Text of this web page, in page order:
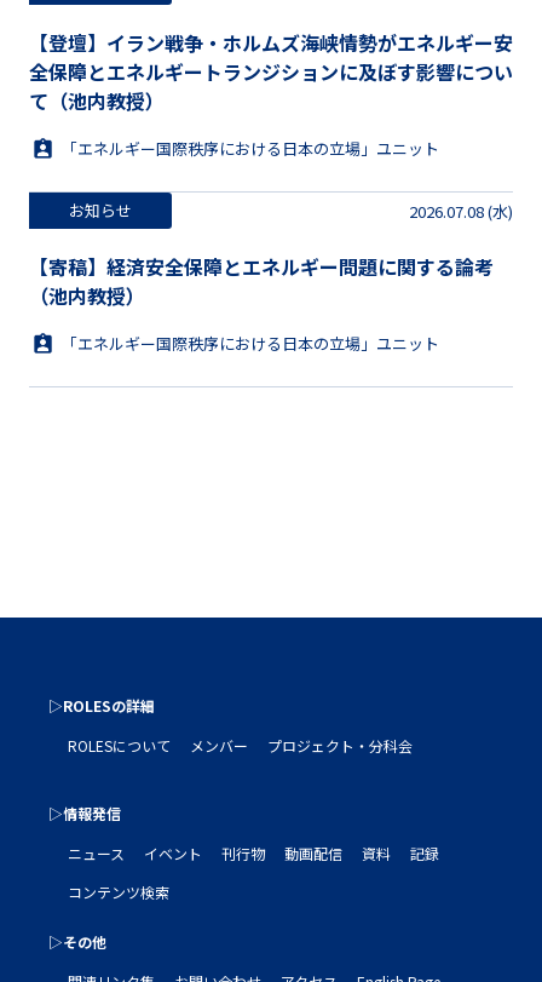
【登壇】イラン戦争・ホルムズ海峡情勢がエネルギー安
全保障とエネルギートランジションに及ぼす影響につい
て（池内教授）
「エネルギー国際秩序における日本の立場」ユニット
お知らせ 2026.07.08 (水)
【寄稿】経済安全保障とエネルギー問題に関する論考
（池内教授）
「エネルギー国際秩序における日本の立場」ユニット
▷ROLESの詳細
ROLESについて
メンバー プロジェクト・分科会
▷情報発信
ニュース
イベント 刊行物 動画配信 資料
記録
コンテンツ検索
▷その他